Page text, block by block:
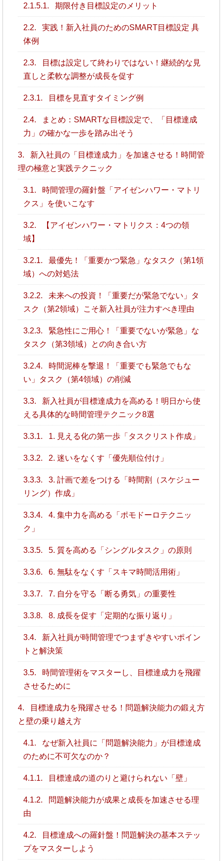
2.1.5.1. 期限付き目標設定のメリット
2.2.
実践！新入社員のためのSMART目標設定 具
体例
2.3.
目標は設定して終わりではない！継続的な見
直しと柔軟な調整が成長を促す
2.3.1. 目標を見直すタイミング例
2.4.
まとめ：SMARTな目標設定で、「目標達成
力」の確かな一歩を踏み出そう
3.
新入社員の「目標達成力」を加速させる！時間管
理の極意と実践テクニック
3.1.
時間管理の羅針盤「アイゼンハワー・マトリ
クス」を使いこなす
3.2.
【アイゼンハワー・マトリクス：4つの領
域】
3.2.1.
最優先！「重要かつ緊急」なタスク（第1領
域）への対処法
3.2.2.
未来への投資！「重要だが緊急でない」タ
スク（第2領域）こそ新入社員が注力すべき理由
3.2.3.
緊急性にご用心！「重要でないが緊急」な
タスク（第3領域）との向き合い方
3.2.4.
時間泥棒を撃退！「重要でも緊急でもな
い」タスク（第4領域）の削減
3.3.
新入社員が目標達成力を高める！明日から使
える具体的な時間管理テクニック8選
3.3.1. 1. 見える化の第一歩「タスクリスト作成」
3.3.2. 2. 迷いをなくす「優先順位付け」
3.3.3.
3. 計画で差をつける「時間割（スケジュー
リング）作成」
3.3.4.
4. 集中力を高める「ポモドーロテクニッ
ク」
3.3.5. 5. 質を高める「シングルタスク」の原則
3.3.6. 6. 無駄をなくす「スキマ時間活用術」
3.3.7. 7. 自分を守る「断る勇気」の重要性
3.3.8. 8. 成長を促す「定期的な振り返り」
3.4.
新入社員が時間管理でつまずきやすいポイン
トと解決策
3.5.
時間管理術をマスターし、目標達成力を飛躍
させるために
4.
目標達成力を飛躍させる！問題解決能力の鍛え方
と壁の乗り越え方
4.1.
なぜ新入社員に「問題解決能力」が目標達成
のために不可欠なのか？
4.1.1. 目標達成の道のりと避けられない「壁」
4.1.2.
問題解決能力が成果と成長を加速させる理
由
4.2.
目標達成への羅針盤！問題解決の基本ステッ
プをマスターしよう